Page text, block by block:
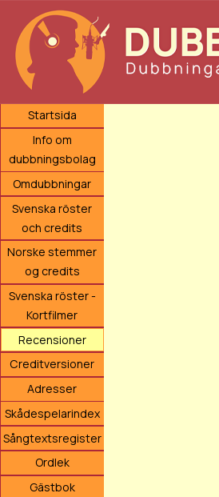
Startsida
Info om
dubbningsbolag
Omdubbningar
Svenska röster
och credits
Norske stemmer
og credits
Svenska röster -
Kortfilmer
Recensioner
Creditversioner
Adresser
Skådespelarindex
Sångtextsregister
Ordlek
Gästbok